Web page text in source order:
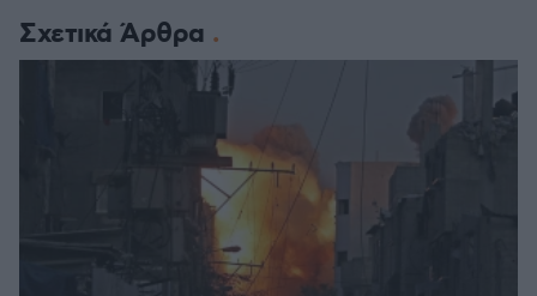
Σχετικά Άρθρα